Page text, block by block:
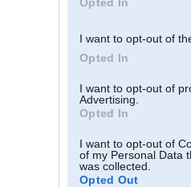
I want to opt-out of
Opted In
I want to opt-out of
Advertising.
Opted In
I want to opt-out of
of my Personal Data
was collected.
Opted Out